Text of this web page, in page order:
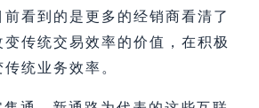
看到的是更多的经销商看清了
传统交易效率的价值，在积极
统业务效率。